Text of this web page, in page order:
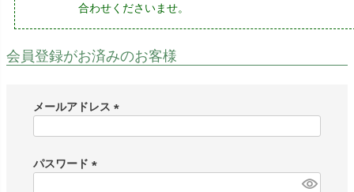
合わせくださいませ。
会員登録がお済みのお客様
メールアドレス
)
パスワード